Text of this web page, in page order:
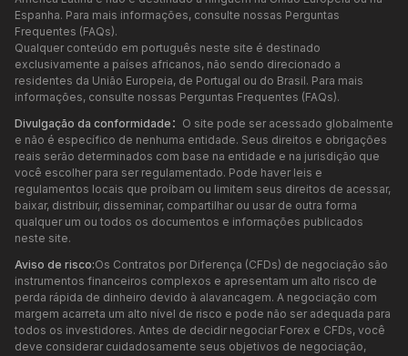
Espanha. Para mais informações, consulte nossas Perguntas
Frequentes (FAQs).
Qualquer conteúdo em português neste site é destinado
exclusivamente a países africanos, não sendo direcionado a
residentes da União Europeia, de Portugal ou do Brasil. Para mais
informações, consulte nossas Perguntas Frequentes (FAQs).
Divulgação da conformidade： O site pode ser acessado globalmente
e não é específico de nenhuma entidade. Seus direitos e obrigações
reais serão determinados com base na entidade e na jurisdição que
você escolher para ser regulamentado. Pode haver leis e
regulamentos locais que proíbam ou limitem seus direitos de acessar,
baixar, distribuir, disseminar, compartilhar ou usar de outra forma
qualquer um ou todos os documentos e informações publicados
neste site.
Aviso de risco:Os Contratos por Diferença (CFDs) de negociação são
instrumentos financeiros complexos e apresentam um alto risco de
perda rápida de dinheiro devido à alavancagem. A negociação com
margem acarreta um alto nível de risco e pode não ser adequada para
todos os investidores. Antes de decidir negociar Forex e CFDs, você
deve considerar cuidadosamente seus objetivos de negociação,